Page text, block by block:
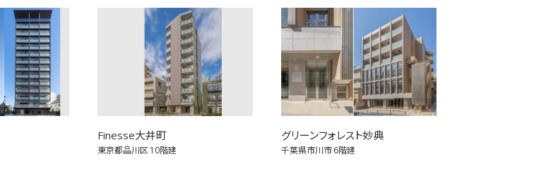
Finesse大井町
東京都品川区10階建
グリーンフォレスト妙典
千葉県市川市6階建